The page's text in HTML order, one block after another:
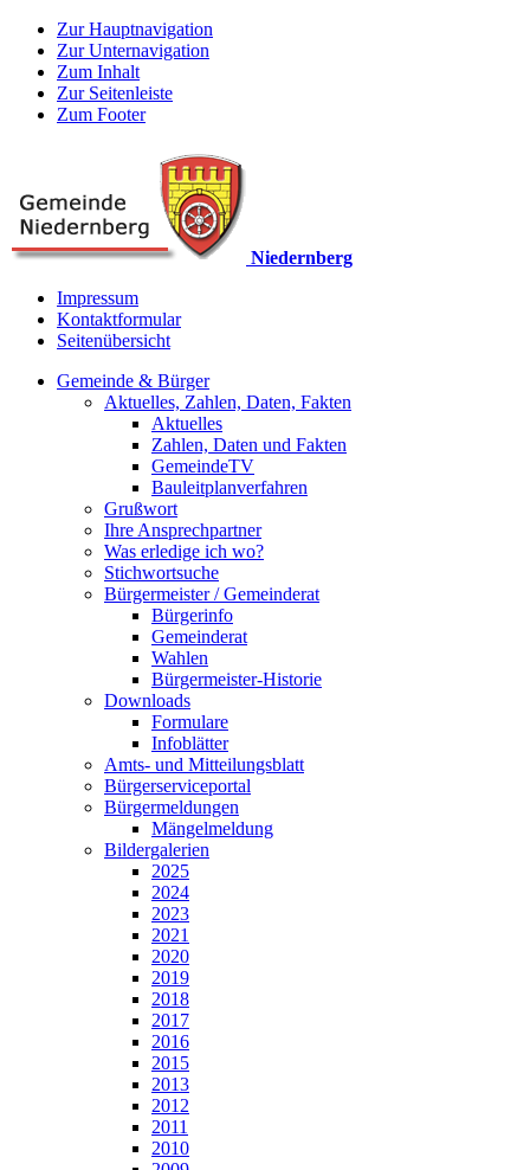
Zur Hauptnavigation
Zur Unternavigation
Zum Inhalt
Zur Seitenleiste
Zum Footer
Niedernberg
Impressum
Kontaktformular
Seitenübersicht
Gemeinde & Bürger
Aktuelles, Zahlen, Daten, Fakten
Aktuelles
Zahlen, Daten und Fakten
GemeindeTV
Bauleitplanverfahren
Grußwort
Ihre Ansprechpartner
Was erledige ich wo?
Stichwortsuche
Bürgermeister / Gemeinderat
Bürgerinfo
Gemeinderat
Wahlen
Bürgermeister-Historie
Downloads
Formulare
Infoblätter
Amts- und Mitteilungsblatt
Bürgerserviceportal
Bürgermeldungen
Mängelmeldung
Bildergalerien
2025
2024
2023
2021
2020
2019
2018
2017
2016
2015
2013
2012
2011
2010